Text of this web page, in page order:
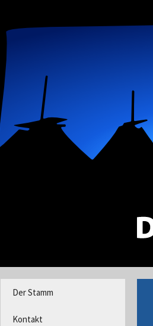
DPSG Stamm
springen
Der Stamm
Kontakt